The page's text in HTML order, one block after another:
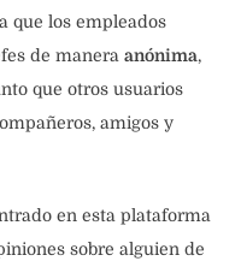
que los empleados
de manera anónima,
que otros usuarios
amigos y
en esta plataforma
sobre alguien de